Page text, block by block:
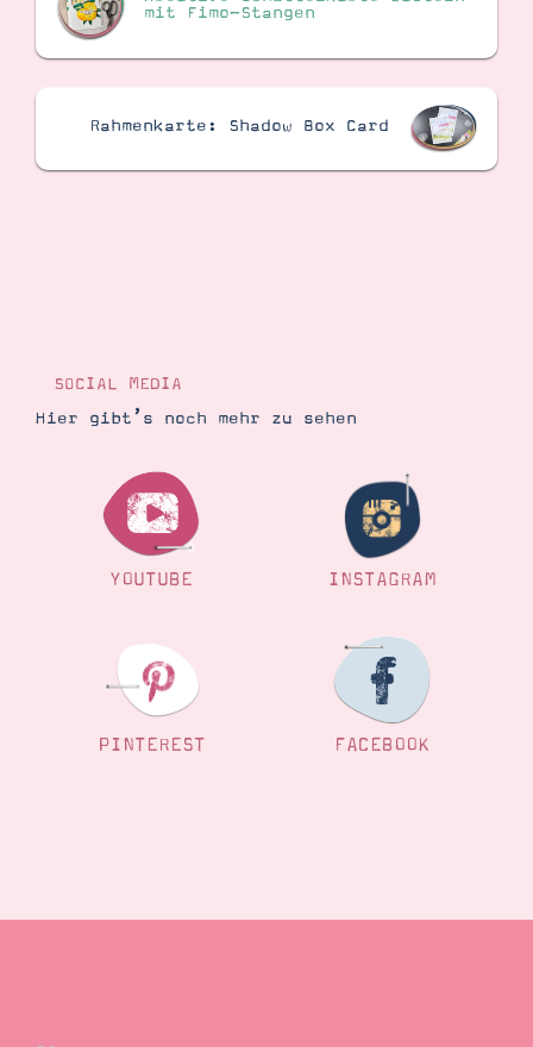
mit Fimo-Stangen
Rahmenkarte: Shadow Box Card
SOCIAL MEDIA
Hier gibt’s noch mehr zu sehen
YOUTUBE INSTAGRAM
PINTEREST FACEBOOK